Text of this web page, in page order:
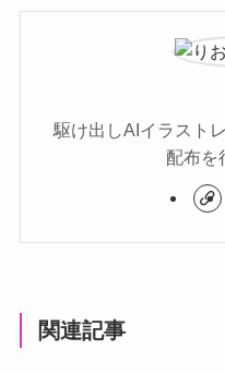
駆け出しAIイラスト
配布を
関連記事